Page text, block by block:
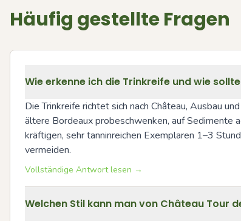
Häufig gestellte Fragen
Wie erkenne ich die Trinkreife und wie
Die Trinkreife richtet sich nach Château, Ausbau
ältere Bordeaux probeschwenken, auf Sedimente
kräftigen, sehr tanninreichen Exemplaren 1–3
vermeiden.
Vollständige Antwort lesen →
Welchen Stil kann man von Château Tour